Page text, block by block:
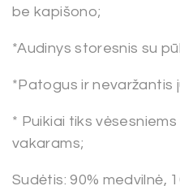
be kapišono;
*Audinys storesnis su
*Patogus ir nevaržantis
* Puikiai tiks
vakarams;
Sudėtis: 90% medvilnė,